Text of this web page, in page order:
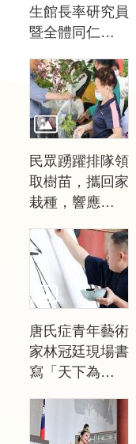
照
表
網
宣
告
生館長率研究員
暨全體同仁向國
(另開新視窗)。
民眾踴躍排隊領
取樹苗，攜回家
栽種，響應「共
苗活動(另開新
視窗)。
唐氏症青年藝術
家林冠廷現場書
寫「天下為公之
窗)。